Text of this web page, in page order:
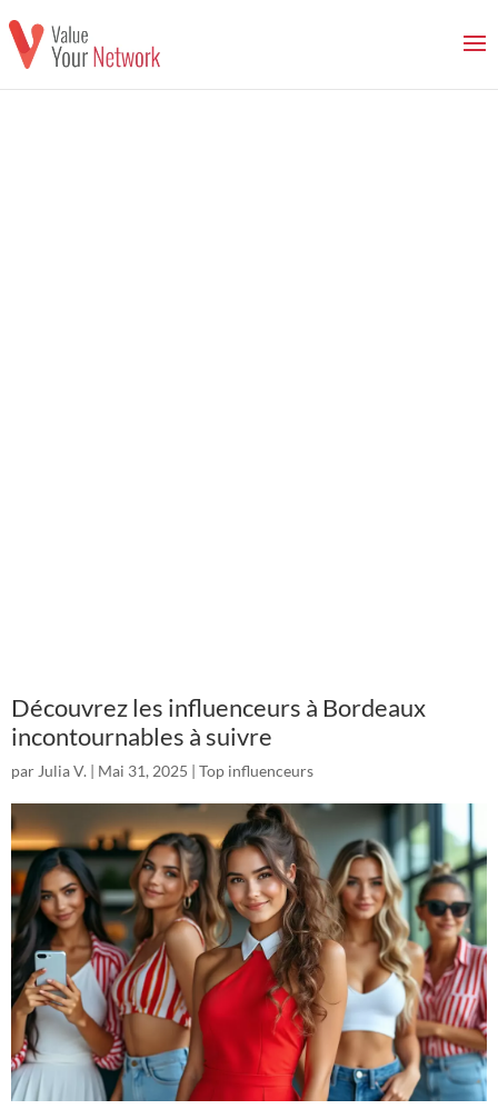
Découvrez les influenceurs à Bordeaux
incontournables à suivre
par Julia V. | Mai 31, 2025 | Top influenceurs